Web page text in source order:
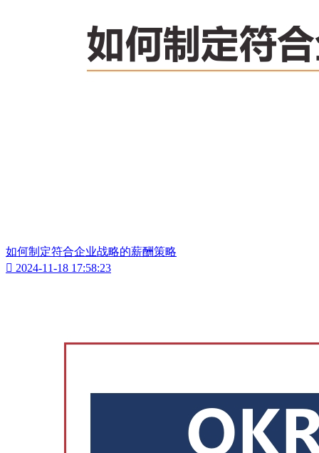
如何制定符合企业战略的薪酬策略
 2024-11-18 17:58:23